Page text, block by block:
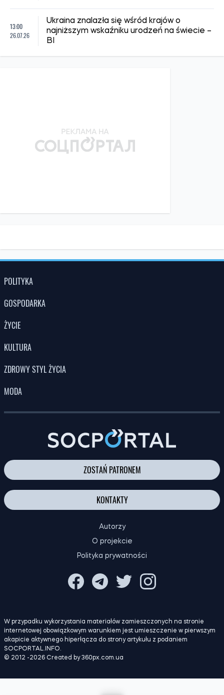
13:00
26.07.26
Ukraina znalazła się wśród krajów o
najniższym wskaźniku urodzeń na świecie –
BI
POLITYKA
GOSPODARKA
ŻYCIE
KULTURA
ZDROWY STYL ŻYCIA
MODA
ZOSTAŃ PATRONEM
KONTAKTY
Autorzy
O projekcie
Polityka prywatności
W przypadku wykorzystania materiałów zamieszczonych na stronie
internetowej obowiązkowym warunkiem jest umieszczenie w pierwszym
akapicie aktywnego hiperłącza do strony artykułu z podaniem
SOCPORTAL.INFO.
© 2012 -2026 Created by 360px.com.ua